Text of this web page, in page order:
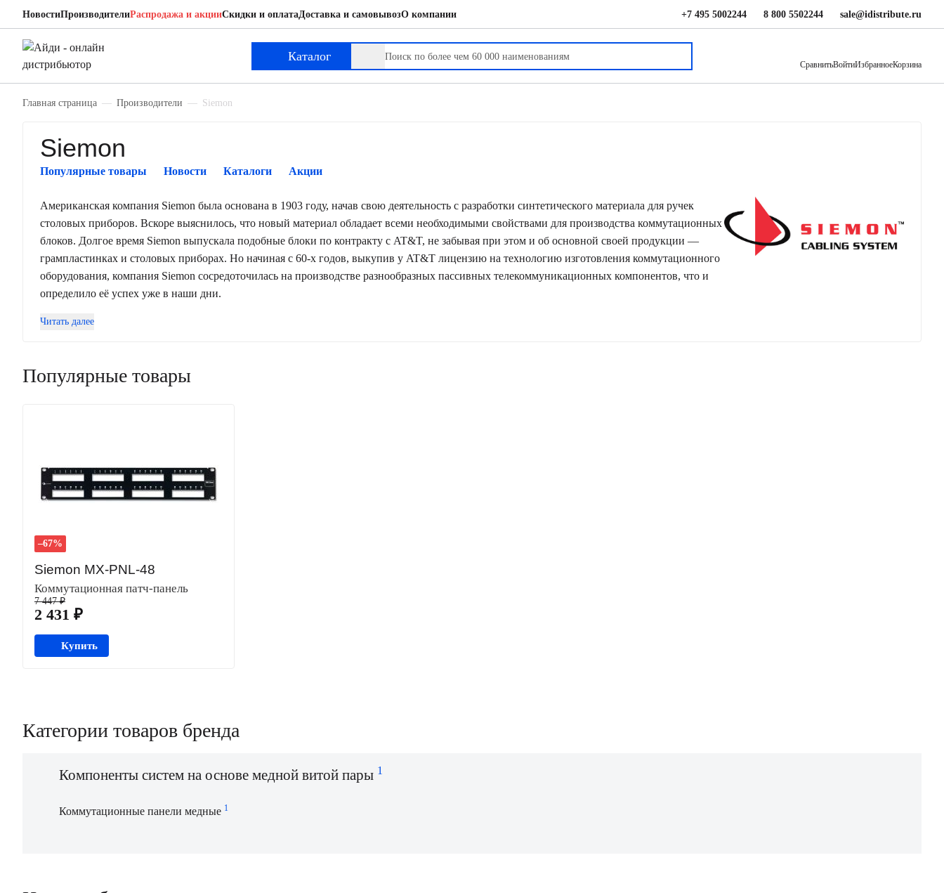
НовостиПроизводителиРаспродажа и акцииСкидки и оплатаДоставка и самовывозО компании +7 495 5002244 8 800 5502244 sale@idistribute.ru
Каталог
СравнитьВойтиИзбранноеКорзина
Главная страница Производители Siemon
Siemon
Популярные товары Новости Каталоги Акции
Американская компания Siemon была основана в 1903 году, начав свою деятельность с разработки синтетического материала для ручек
столовых приборов. Вскоре выяснилось, что новый материал обладает всеми необходимыми свойствами для производства коммутационных
блоков. Долгое время Siemon выпускала подобные блоки по контракту с AT&T, не забывая при этом и об основной своей продукции —
грампластинках и столовых приборах. Но начиная с 60-х годов, выкупив у AT&T лицензию на технологию изготовления коммутационного
оборудования, компания Siemon сосредоточилась на производстве разнообразных пассивных телекоммуникационных компонентов, что и
определило её успех уже в наши дни.
Читать далее
Популярные товары
–67%
Siemon MX-PNL-48
Коммутационная патч-панель
7 447 ₽
2 431 ₽
Купить
Категории товаров бренда
Компоненты систем на основе медной витой пары 1
Коммутационные панели медные 1